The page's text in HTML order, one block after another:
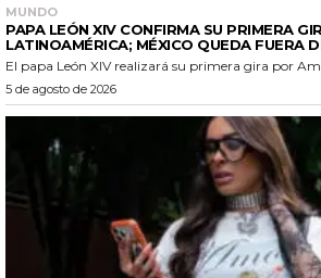
MUNDO
PAPA LEÓN XIV CONFIRMA SU PRIMERA
LATINOAMÉRICA; MÉXICO QUEDA FUERA
El papa León XIV realizará su primera gira por
5 de agosto de 2026